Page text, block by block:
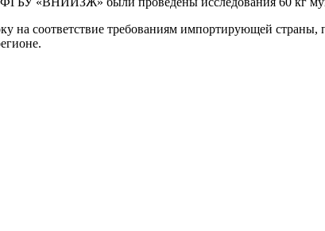
соответствие требованиям импортирующей страны,